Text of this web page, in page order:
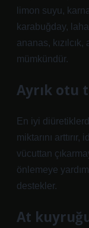
limon suyu,
karabuğday,
ananas,
mümkündür.
Ayrık otu
En iyi
miktarını arttırır,
vücuttan
önlemeye
destekler.
At